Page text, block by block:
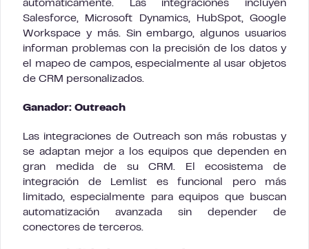
automáticamente. Las integraciones incluyen
Salesforce, Microsoft Dynamics, HubSpot, Google
Workspace y más. Sin embargo, algunos usuarios
informan problemas con la precisión de los datos y
el mapeo de campos, especialmente al usar objetos
de CRM personalizados.
Ganador: Outreach
Las integraciones de Outreach son más robustas y
se adaptan mejor a los equipos que dependen en
gran medida de su CRM. El ecosistema de
integración de Lemlist es funcional pero más
limitado, especialmente para equipos que buscan
automatización avanzada sin depender de
conectores de terceros.